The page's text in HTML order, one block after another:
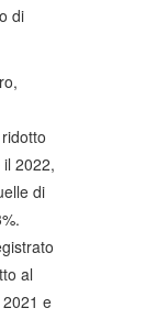
di
2022,
di
al
e